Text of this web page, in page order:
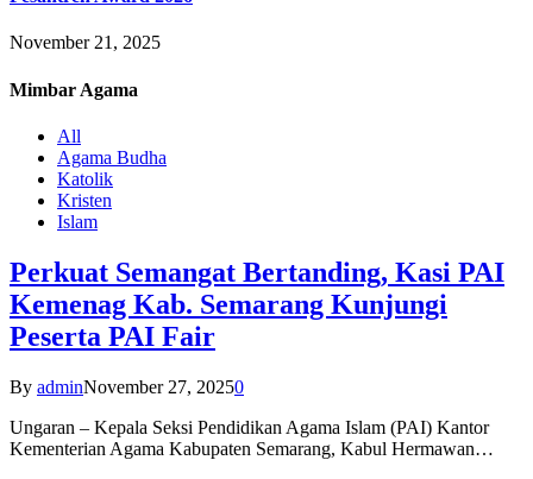
November 21, 2025
Mimbar Agama
All
Agama Budha
Katolik
Kristen
Islam
Perkuat Semangat Bertanding, Kasi PAI
Kemenag Kab. Semarang Kunjungi
Peserta PAI Fair
By adminNovember 27, 20250
Ungaran – Kepala Seksi Pendidikan Agama Islam (PAI) Kantor
Kementerian Agama Kabupaten Semarang, Kabul Hermawan…